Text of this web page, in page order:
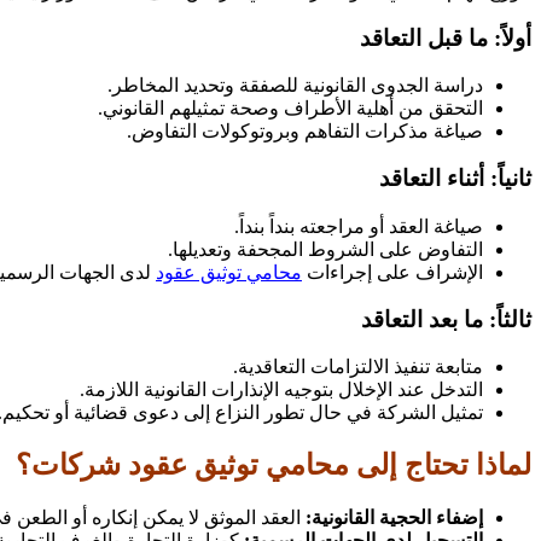
أولاً: ما قبل التعاقد
دراسة الجدوى القانونية للصفقة وتحديد المخاطر.
التحقق من أهلية الأطراف وصحة تمثيلهم القانوني.
صياغة مذكرات التفاهم وبروتوكولات التفاوض.
ثانياً: أثناء التعاقد
صياغة العقد أو مراجعته بنداً بنداً.
التفاوض على الشروط المجحفة وتعديلها.
الإشراف على إجراءات محامي توثيق عقود لدى الجهات
ثالثاً: ما بعد التعاقد
متابعة تنفيذ الالتزامات التعاقدية.
التدخل عند الإخلال بتوجيه الإنذارات القانونية اللازمة.
تمثيل الشركة في حال تطور النزاع إلى دعوى قضائية أو تحكيم.
لماذا تحتاج إلى محامي توثيق عقود شركات؟
إضفاء الحجية القانونية: العقد الموثق لا يمكن إنكاره أو